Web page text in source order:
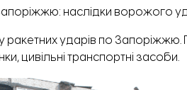
наслідки ворожого
ракетних ударів по
цивільні транспортні засоби.